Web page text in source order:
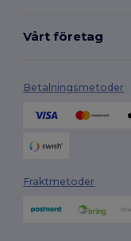
Vårt företag
Betalningsmetoder
Fraktmetoder